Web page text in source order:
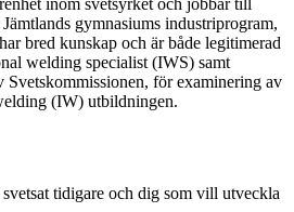
inom svetsyrket och jobbar till
gymnasiums industriprogram,
bred kunskap och är både legitimerad
welding specialist (IWS) samt
Svetskommissionen, för examinering av
(IW) utbildningen.
tidigare och dig som vill utveckla